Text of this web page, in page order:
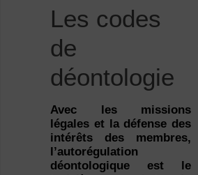
Les codes
de
déontologie
Avec les missions
légales et la défense des
intérêts des membres,
l’autorégulation
déontologique est le